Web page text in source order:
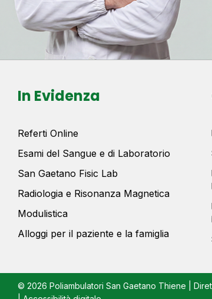
In Evidenza
Referti Online
Esami del Sangue e di Laboratorio
San Gaetano Fisic Lab
Radiologia e Risonanza Magnetica
Modulistica
Alloggi per il paziente e la famiglia
© 2026 Poliambulatori San Gaetano Thiene |